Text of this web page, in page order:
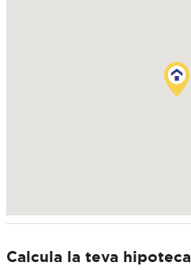
Calcula la teva hipoteca